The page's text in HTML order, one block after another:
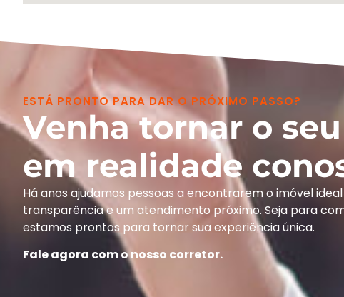
ESTÁ PRONTO PARA DAR O PRÓXIMO PASSO?
Venha tornar o
em realidade
Há anos ajudamos pessoas a encontrarem o imóvel
transparência e um atendimento próximo. Seja para
estamos prontos para tornar sua experiência única.
Fale agora com o nosso corretor.